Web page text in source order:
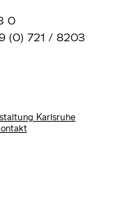
0
(0) 721 / 8203
Karlsruhe